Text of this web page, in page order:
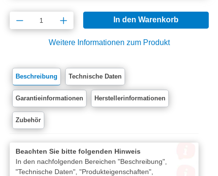
Produkt Anzahl: Gib den gewünschten
In den Warenkorb
Weitere Informationen zum Produkt
Beschreibung Technische Daten
Garantieinformationen Herstellerinformationen
Zubehör
Beachten Sie bitte folgenden Hinweis
In den nachfolgenden Bereichen "Beschreibung",
"Technische Daten", "Produkteigenschaften",